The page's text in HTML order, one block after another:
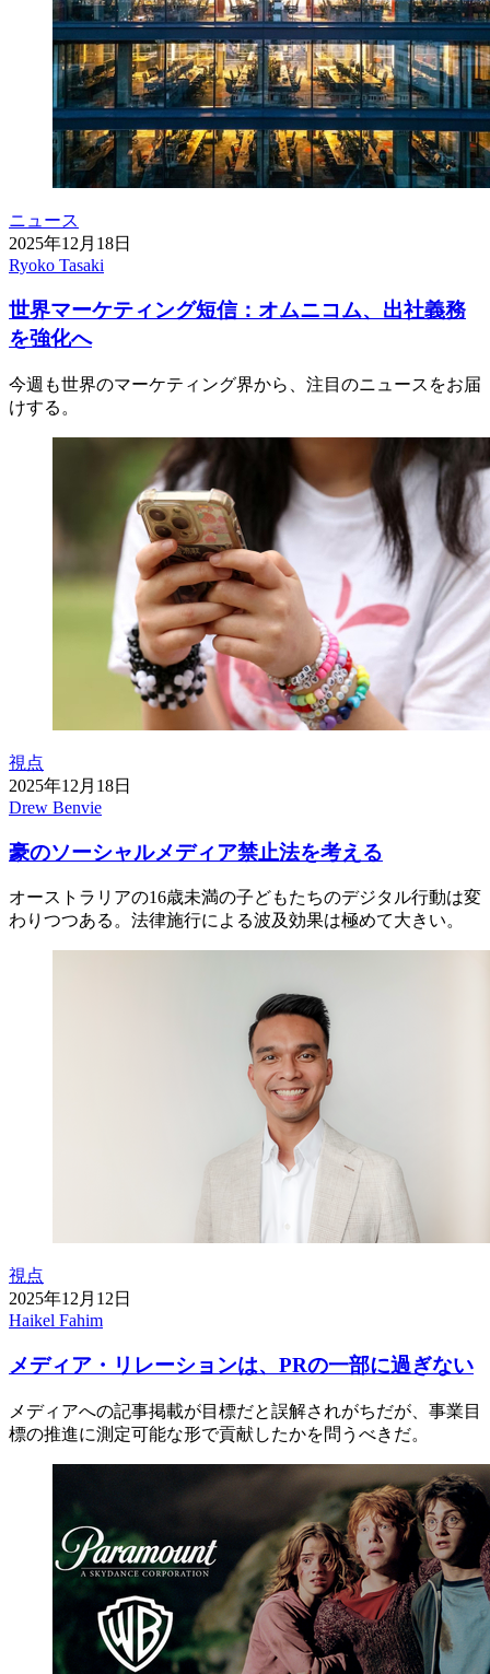
ニュース
2025年12月18日
Ryoko Tasaki
世界マーケティング短信：オムニコム、出社義務
を強化へ
今週も世界のマーケティング界から、注目のニュースをお届
けする。
視点
2025年12月18日
Drew Benvie
豪のソーシャルメディア禁止法を考える
オーストラリアの16歳未満の子どもたちのデジタル行動は変
わりつつある。法律施行による波及効果は極めて大きい。
視点
2025年12月12日
Haikel Fahim
メディア・リレーションは、PRの一部に過ぎない
メディアへの記事掲載が目標だと誤解されがちだが、事業目
標の推進に測定可能な形で貢献したかを問うべきだ。